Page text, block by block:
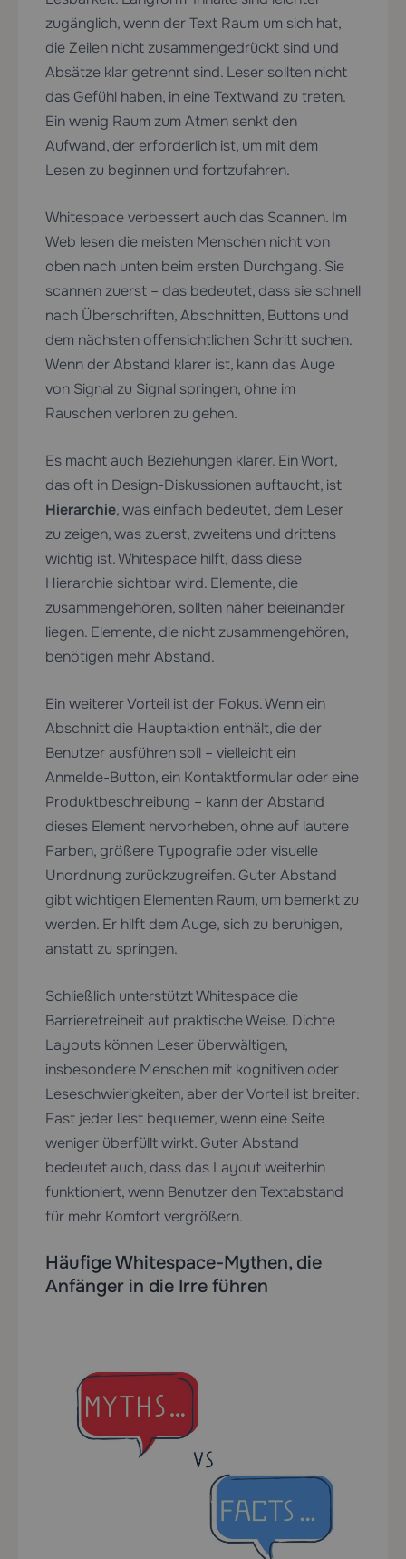
zugänglich, wenn der Text Raum um sich hat,
die Zeilen nicht zusammengedrückt sind und
Absätze klar getrennt sind. Leser sollten nicht
das Gefühl haben, in eine Textwand zu treten.
Ein wenig Raum zum Atmen senkt den
Aufwand, der erforderlich ist, um mit dem
Lesen zu beginnen und fortzufahren.
Whitespace verbessert auch das Scannen. Im
Web lesen die meisten Menschen nicht von
oben nach unten beim ersten Durchgang. Sie
scannen zuerst – das bedeutet, dass sie schnell
nach Überschriften, Abschnitten, Buttons und
dem nächsten offensichtlichen Schritt suchen.
Wenn der Abstand klarer ist, kann das Auge
von Signal zu Signal springen, ohne im
Rauschen verloren zu gehen.
Es macht auch Beziehungen klarer. Ein Wort,
das oft in Design-Diskussionen auftaucht, ist
Hierarchie, was einfach bedeutet, dem Leser
zu zeigen, was zuerst, zweitens und drittens
wichtig ist. Whitespace hilft, dass diese
Hierarchie sichtbar wird. Elemente, die
zusammengehören, sollten näher beieinander
liegen. Elemente, die nicht zusammengehören,
benötigen mehr Abstand.
Ein weiterer Vorteil ist der Fokus. Wenn ein
Abschnitt die Hauptaktion enthält, die der
Benutzer ausführen soll – vielleicht ein
Anmelde-Button, ein Kontaktformular oder eine
Produktbeschreibung – kann der Abstand
dieses Element hervorheben, ohne auf lautere
Farben, größere Typografie oder visuelle
Unordnung zurückzugreifen. Guter Abstand
gibt wichtigen Elementen Raum, um bemerkt zu
werden. Er hilft dem Auge, sich zu beruhigen,
anstatt zu springen.
Schließlich unterstützt Whitespace die
Barrierefreiheit auf praktische Weise. Dichte
Layouts können Leser überwältigen,
insbesondere Menschen mit kognitiven oder
Leseschwierigkeiten, aber der Vorteil ist breiter:
Fast jeder liest bequemer, wenn eine Seite
weniger überfüllt wirkt. Guter Abstand
bedeutet auch, dass das Layout weiterhin
funktioniert, wenn Benutzer den Textabstand
für mehr Komfort vergrößern.
Häufige Whitespace-Mythen, die
Anfänger in die Irre führen